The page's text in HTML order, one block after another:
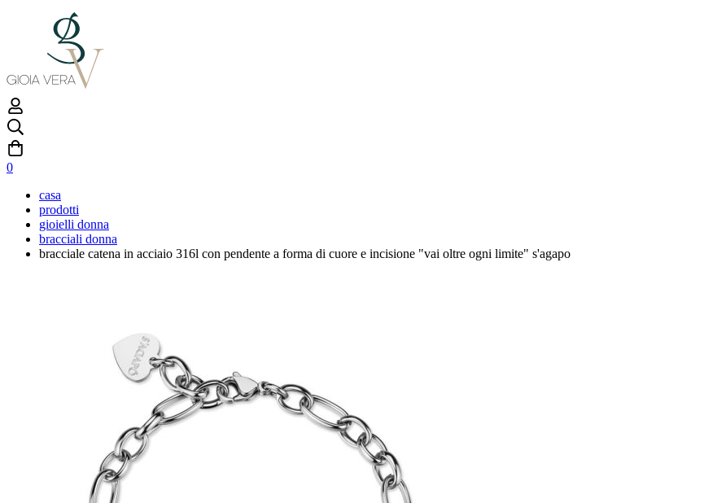
0
casa
prodotti
gioielli donna
bracciali donna
bracciale catena in acciaio 316l con pendente a forma di cuore e incisione "vai oltre ogni limite" s'agapo